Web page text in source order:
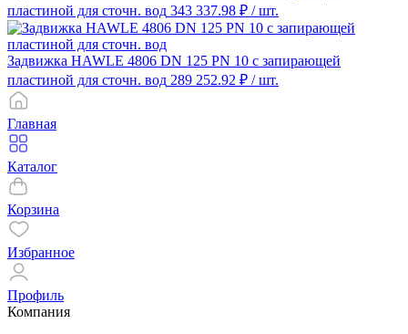
пластиной для сточн. вод 343 337.98 ₽ / шт.
Задвижка HAWLE 4806 DN 125 PN 10 с запирающей
пластиной для сточн. вод 289 252.92 ₽ / шт.
Главная
Каталог
Корзина
Избранное
Профиль
Компания